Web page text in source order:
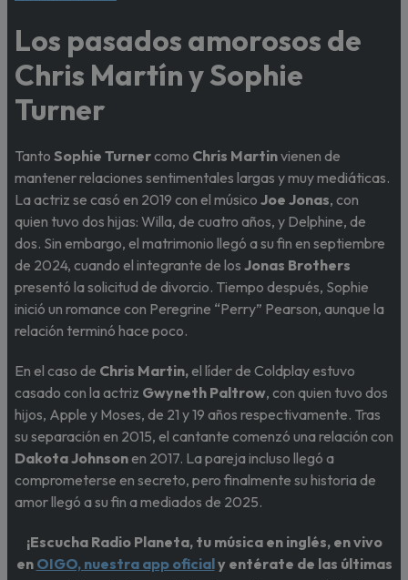
Los pasados amorosos de
Chris Martín y Sophie
Turner
Tanto Sophie Turnercomo Chris Martinvienen de
mantener relaciones sentimentales largas y muy mediáticas.
La actriz se casó en 2019 con el músico Joe Jonas, con
quien tuvo dos hijas: Willa, de cuatro años, y Delphine, de
dos. Sin embargo, el matrimonio llegó a su fin en septiembre
de 2024, cuando el integrante de los Jonas Brothers
presentó la solicitud de divorcio. Tiempo después, Sophie
inició un romance con Peregrine “Perry” Pearson, aunque la
relación terminó hace poco.
En el caso de Chris Martin,el líder de Coldplay estuvo
casado con la actriz Gwyneth Paltrow, con quien tuvo dos
hijos, Apple y Moses, de 21 y 19 años respectivamente. Tras
su separación en 2015, el cantante comenzó una relación con
Dakota Johnsonen 2017. La pareja incluso llegó a
comprometerse en secreto, pero finalmente su historia de
amor llegó a su fin a mediados de 2025.
¡Escucha Radio Planeta, tu música en inglés, en vivo
en OIGO, nuestra app oficialy entérate de las últimas